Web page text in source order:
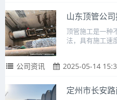
山东顶管公
顶管施工是一种
法，具有施工速
公司资讯 2025-05-14
定州市长安